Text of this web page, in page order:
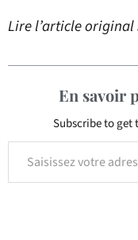
Lire l’article original
En savoir
Subscribe to get